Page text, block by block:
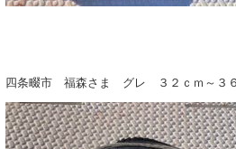
四条畷市 福森さま グレ ３２ｃｍ～３